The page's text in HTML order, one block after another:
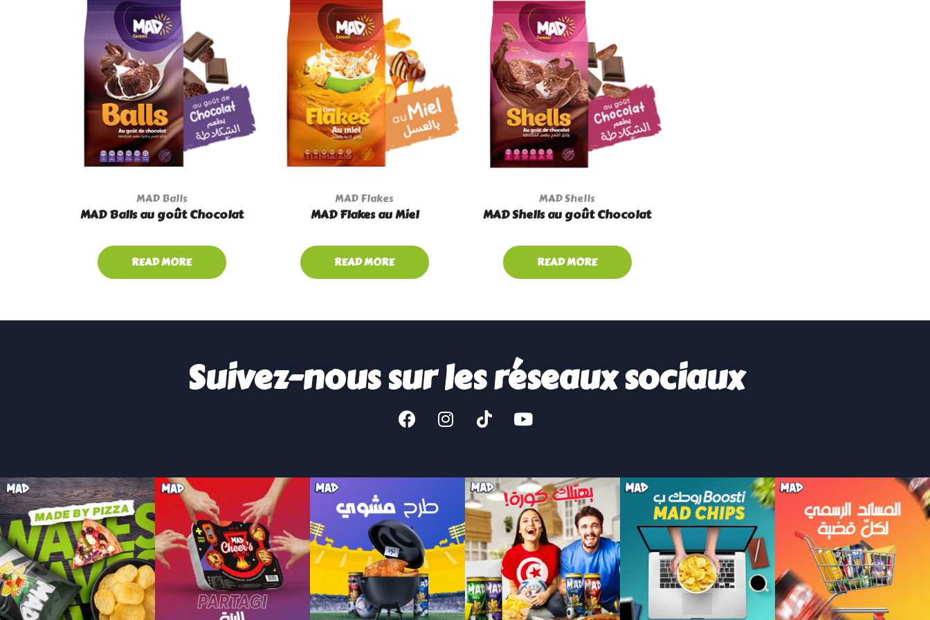
MAD Balls
MAD Balls au goût Chocolat
READ MORE
MAD Flakes
MAD Flakes au Miel
READ MORE
MAD Shells
MAD Shells au goût Chocolat
READ MORE
Suivez-nous sur les réseaux sociaux